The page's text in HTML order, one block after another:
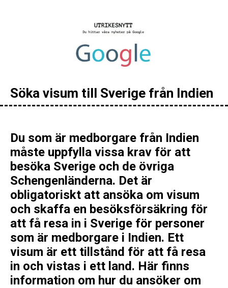
Söka visum till Sverige från Indien
Du som är medborgare från Indien
måste uppfylla vissa krav för att
besöka Sverige och de övriga
Schengenländerna. Det är
obligatoriskt att ansöka om visum
och skaffa en besöksförsäkring för
att få resa in i Sverige för personer
som är medborgare i Indien. Ett
visum är ett tillstånd för att få resa
in och vistas i ett land. Här finns
information om hur du ansöker om